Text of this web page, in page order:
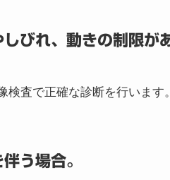
びれ、動きの制限が
検査で正確な診断を行います。
う場合。